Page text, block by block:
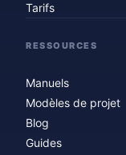
Tarifs
RESSOURCES
Manuels
Modèles de projet
Blog
Guides